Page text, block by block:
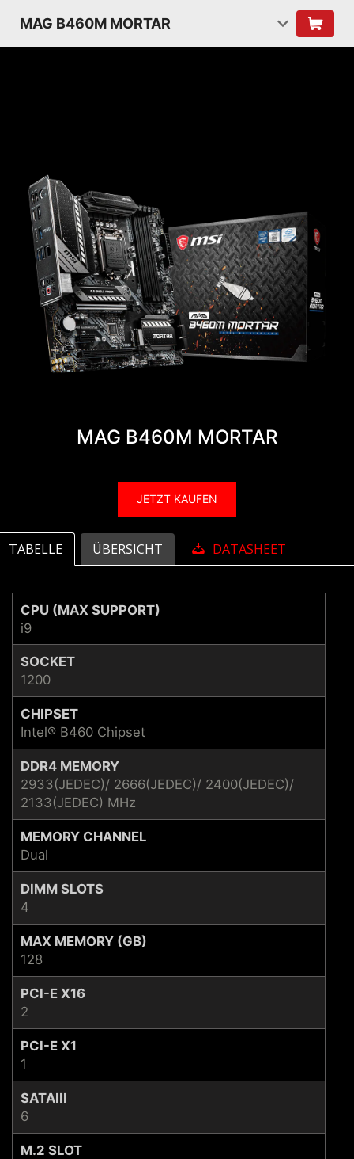
MAG B460M MORTAR
MAG B460M MORTAR
JETZT KAUFEN
TABELLE ÜBERSICHT DATASHEET
CPU (MAX SUPPORT)
i9
SOCKET
1200
CHIPSET
Intel® B460 Chipset
DDR4 MEMORY
2933(JEDEC)/ 2666(JEDEC)/ 2400(JEDEC)/
2133(JEDEC) MHz
MEMORY CHANNEL
Dual
DIMM SLOTS
4
MAX MEMORY (GB)
128
PCI-E X16
2
PCI-E X1
1
SATAIII
6
M.2 SLOT